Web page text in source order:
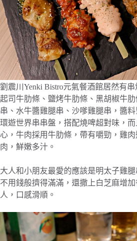
劉震川Yenki Bistro元氣餐酒館居然有
起司牛肋條、鹽烤牛肋條、黑胡椒牛
串、水牛醬雞腿串、沙嗲雞腿串，醬
環遊世界串串盤，搭配燒啤超對味，
心，牛肉採用牛肋條，帶有嚼勁，雞
肉，鮮嫩多汁。
大人和小朋友最愛的應該是明太子雞
不用錢般擠得滿滿，還撒上白芝麻增
人，口感滑順。